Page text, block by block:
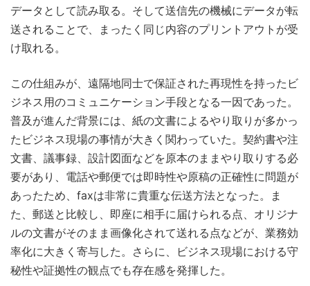
データとして読み取る。そして送信先の機械にデータが転
送されることで、まったく同じ内容のプリントアウトが受
け取れる。
この仕組みが、遠隔地同士で保証された再現性を持ったビ
ジネス用のコミュニケーション手段となる一因であった。
普及が進んだ背景には、紙の文書によるやり取りが多かっ
たビジネス現場の事情が大きく関わっていた。契約書や注
文書、議事録、設計図面などを原本のままやり取りする必
要があり、電話や郵便では即時性や原稿の正確性に問題が
あったため、faxは非常に貴重な伝送方法となった。ま
た、郵送と比較し、即座に相手に届けられる点、オリジナ
ルの文書がそのまま画像化されて送れる点などが、業務効
率化に大きく寄与した。さらに、ビジネス現場における守
秘性や証拠性の観点でも存在感を発揮した。